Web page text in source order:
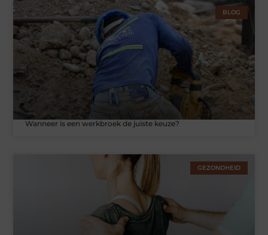
BLOG
Wanneer is een werkbroek de juiste keuze?
GEZONDHEID